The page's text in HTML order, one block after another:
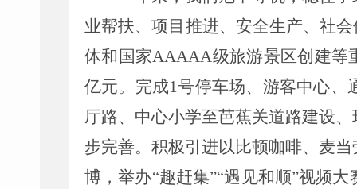
业帮扶、项目推进、安全生产、社
体和国家AAAAA级旅游景区创建等
亿元。完成1号停车场、游客中心、
厅路、中心小学至芭蕉关道路建设
步完善。积极引进以比顿咖啡、麦
博，举办“趣赶集”“遇见和顺”视频